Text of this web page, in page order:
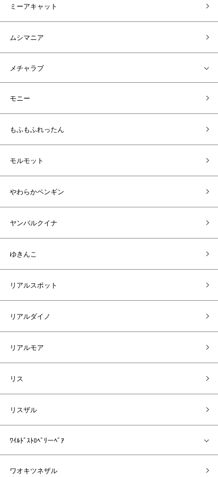
ミーアキャット
ムシマニア
メチャラブ
モニー
もふもふれったん
モルモット
やわらかペンギン
ヤンバルクイナ
ゆきんこ
リアルスポット
リアルダイノ
リアルモア
リス
リスザル
ﾜｲﾙﾄﾞｽﾄﾛﾍﾞﾘーﾍﾞｱ
ワオキツネザル